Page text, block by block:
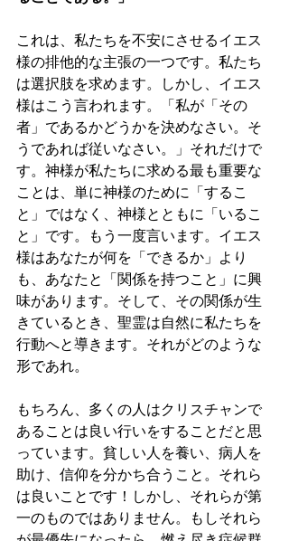
これは、私たちを不安にさせるイエス
様の排他的な主張の一つです。私たち
は選択肢を求めます。しかし、イエス
様はこう言われます。「私が「その
者」であるかどうかを決めなさい。そ
うであれば従いなさい。」それだけで
す。神様が私たちに求める最も重要な
ことは、単に神様のために「するこ
と」ではなく、神様とともに「いるこ
と」です。もう一度言います。イエス
様はあなたが何を「できるか」より
も、あなたと「関係を持つこと」に興
味があります。そして、その関係が生
きているとき、聖霊は自然に私たちを
行動へと導きます。それがどのような
形であれ。
もちろん、多くの人はクリスチャンで
あることは良い行いをすることだと思
っています。貧しい人を養い、病人を
助け、信仰を分かち合うこと。それら
は良いことです！しかし、それらが第
一のものではありません。もしそれら